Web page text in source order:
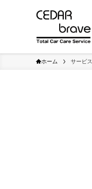
ホーム サービス